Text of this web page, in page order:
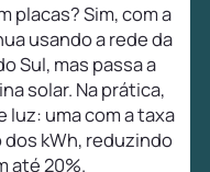
placas? Sim, com a
usando a rede da
Sul, mas passa a
solar. Na prática,
uma com a taxa
kWh, reduzindo
até 20%.